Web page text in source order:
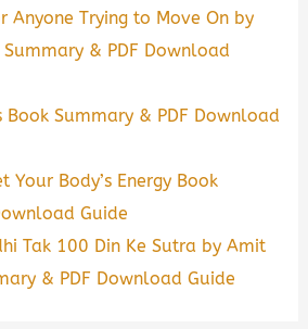
Anyone Trying to Move On by
Summary & PDF Download
Book Summary & PDF Download
Your Body’s Energy Book
Guide
Tak 100 Din Ke Sutra by Amit
& PDF Download Guide